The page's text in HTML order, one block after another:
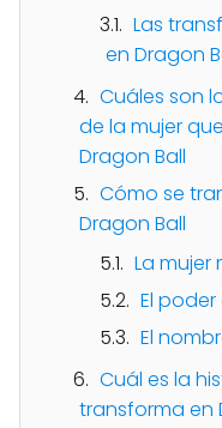
Las
en Dragon
Cuáles son
de la mujer
Dragon Ball
Cómo se
Dragon Ball
La mujer
El
El
Cuál es la
transforma en